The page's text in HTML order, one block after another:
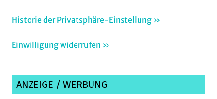
Historie der Privatsphäre-Einstellung »
Einwilligung widerrufen »
ANZEIGE / WERBUNG